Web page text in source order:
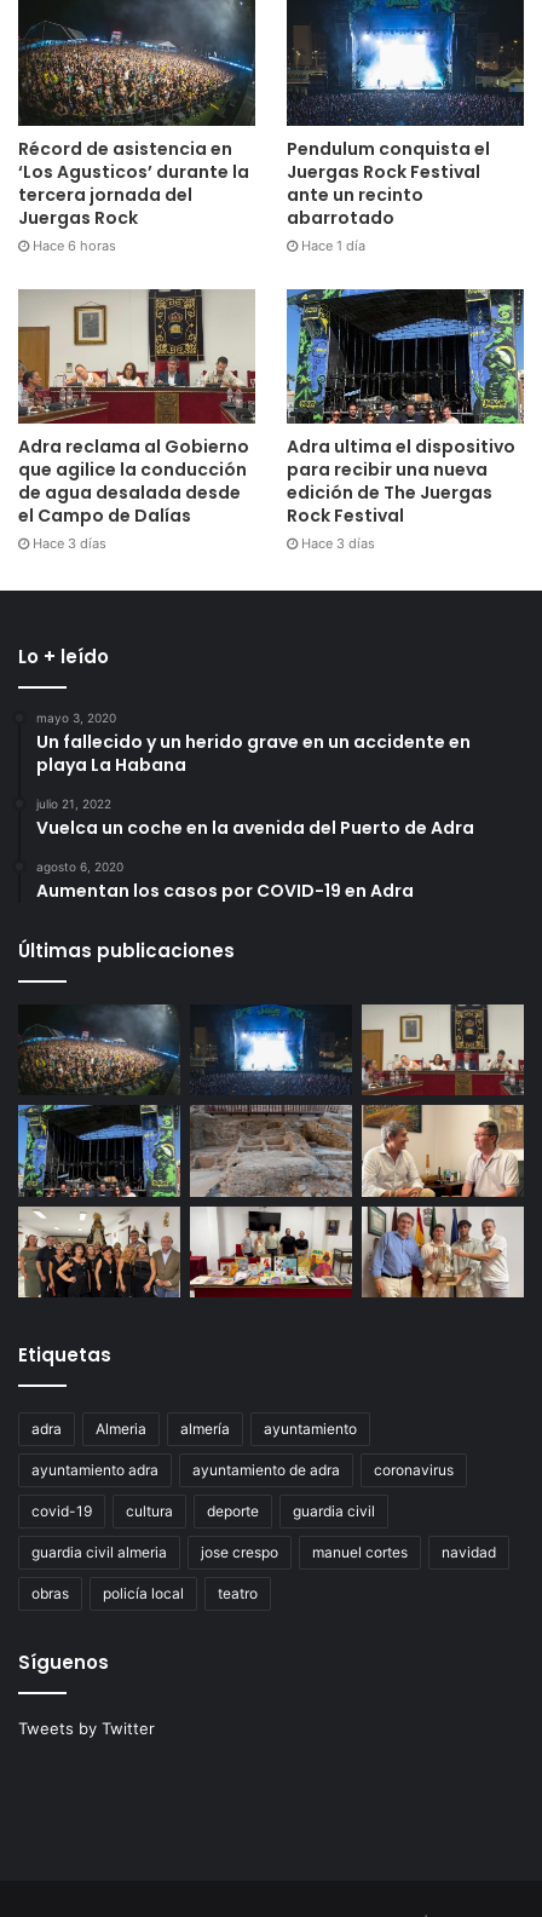
Récord de asistencia en
‘Los Agusticos’ durante la
tercera jornada del
Juergas Rock
Hace 6 horas
Pendulum conquista el
Juergas Rock Festival
ante un recinto
abarrotado
Hace 1 día
Adra reclama al Gobierno
que agilice la conducción
de agua desalada desde
el Campo de Dalías
Hace 3 días
Adra ultima el dispositivo
para recibir una nueva
edición de The Juergas
Rock Festival
Hace 3 días
Lo + leído
mayo 3, 2020
Un fallecido y un herido grave en un accidente en
playa La Habana
julio 21, 2022
Vuelca un coche en la avenida del Puerto de Adra
agosto 6, 2020
Aumentan los casos por COVID-19 en Adra
Últimas publicaciones
Etiquetas
adra Almeria almería ayuntamiento
ayuntamiento adra ayuntamiento de adra coronavirus
covid-19 cultura deporte guardia civil
guardia civil almeria jose crespo manuel cortes navidad
obras policía local teatro
Síguenos
Tweets by Twitter